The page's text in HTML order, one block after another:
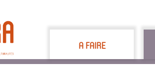
A FAIRE